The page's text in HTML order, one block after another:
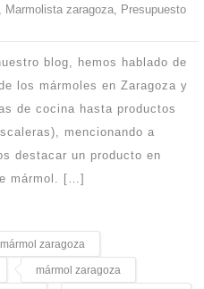
, Marmolista zaragoza, Presupuesto
blog, hemos hablado de
los mármoles en Zaragoza y
de cocina hasta productos
mencionando a
destacar un producto en
mármol. […]
zaragoza
mármol zaragoza